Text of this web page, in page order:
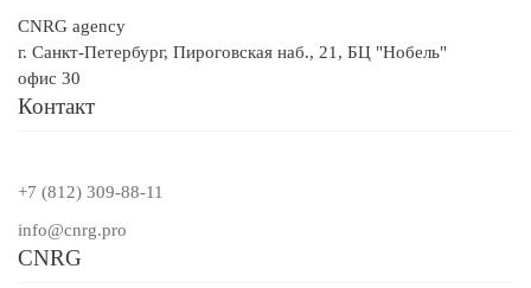
CNRG agency
г. Санкт-Петербург, Пироговская наб., 21, БЦ "Нобель"
офис 30
Контакт
+7 (812) 309-88-11
info@cnrg.pro
CNRG